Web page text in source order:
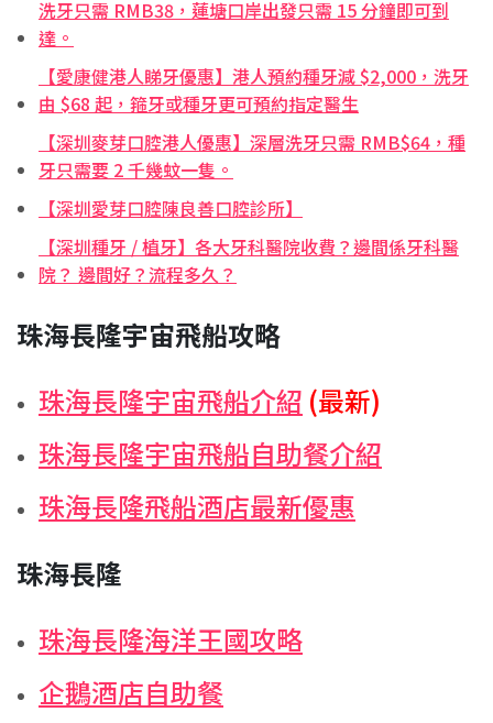
洗牙只需 RMB38，蓮塘口岸出發只需 15 分鐘即可到
達。
【愛康健港人睇牙優惠】港人預約種牙減 $2,000，洗牙
由 $68 起，箍牙或種牙更可預約指定醫生
【深圳麥芽口腔港人優惠】深層洗牙只需 RMB$64，種
牙只需要 2 千幾蚊一隻。
【深圳愛芽口腔陳良善口腔診所】
【深圳種牙 / 植牙】各大牙科醫院收費？邊間係牙科醫
院？ 邊間好？流程多久？
珠海長隆宇宙飛船攻略
珠海長隆宇宙飛船介紹 (最新)
珠海長隆宇宙飛船自助餐介紹
珠海長隆飛船酒店最新優惠
珠海長隆
珠海長隆海洋王國攻略
企鵝酒店自助餐